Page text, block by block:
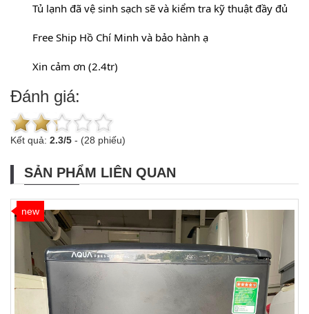
	Tủ lạnh đã vệ sinh sạch sẽ và kiểm tra kỹ thuật đầy đủ
	Free Ship Hồ Chí Minh và bảo hành ạ
	Xin cảm ơn (2.4tr)
Đánh giá:
Kết quả: 2.3/5 - (28 phiếu)
SẢN PHẨM LIÊN QUAN
new